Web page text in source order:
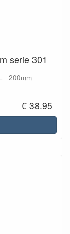
serie 301
200mm
€ 38.95